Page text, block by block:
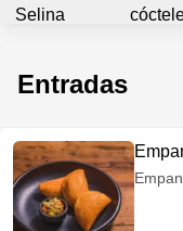
Selina
Entradas